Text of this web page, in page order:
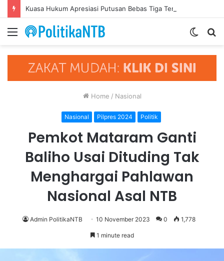
Menu
Switch
Home / Nasional
Nasional Pilpres 2024 Politik
Pemkot Mataram Ganti
Baliho Usai Dituding Tak
Menghargai Pahlawan
Nasional Asal NTB
Admin PolitikaNTB 10 November 2023 0 1,778
1 minute read